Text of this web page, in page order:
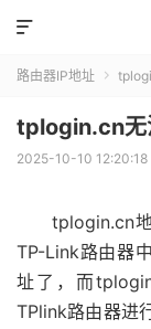

路由器IP地址 
tplogin.cn无
2025-10-10 12:20:18
tplogin.cn
TP-Link路由器
址了，而
TPlink路由器进